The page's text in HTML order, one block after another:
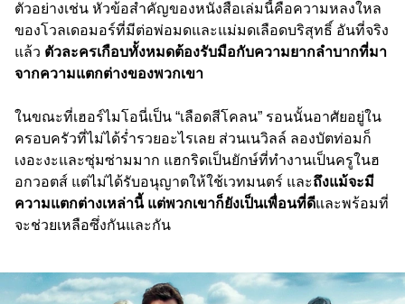
ตัวอย่างเช่น หัวข้อสำคัญของหนังสือเล่มนี้คือความหลงใหล
ของโวลเดอมอร์ที่มีต่อพ่อมดและแม่มดเลือดบริสุทธิ์ อันที่จริง
แล้ว ตัวละครเกือบทั้งหมดต้องรับมือกับความยากลำบากที่มา
จากความแตกต่างของพวกเขา
ในขณะที่เฮอร์ไมโอนี่เป็น “เลือดสีโคลน” รอนนั้นอาศัยอยู่ใน
ครอบครัวที่ไม่ได้ร่ำรวยอะไรเลย ส่วนเนวิลล์ ลองบัตท่อมก็
เงอะงะและซุ่มซ่ามมาก แฮกริดเป็นยักษ์ที่ทำงานเป็นครูในฮ
อกวอตส์ แต่ไม่ได้รับอนุญาตให้ใช้เวทมนตร์ และถึงแม้จะมี
ความแตกต่างเหล่านี้ แต่พวกเขาก็ยังเป็นเพื่อนที่ดีและพร้อมที่
จะช่วยเหลือซึ่งกันและกัน